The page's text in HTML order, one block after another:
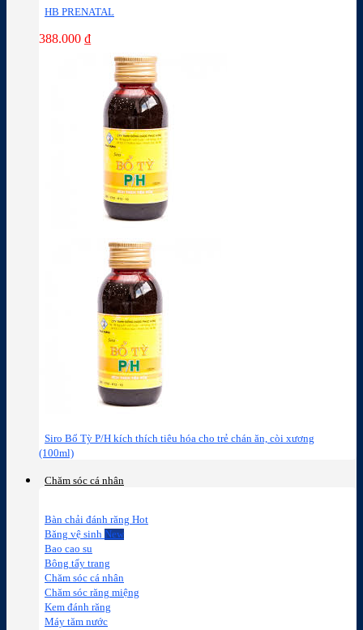
HB PRENATAL
388.000 ₫
Siro Bổ Tỳ P/H kích thích tiêu hóa cho trẻ chán ăn, còi xương
(100ml)
Chăm sóc cá nhân
Bàn chải đánh răng
Băng vệ sinh
Bao cao su
Bông tẩy trang
Chăm sóc cá nhân
Chăm sóc răng miệng
Kem đánh răng
Máy tăm nước